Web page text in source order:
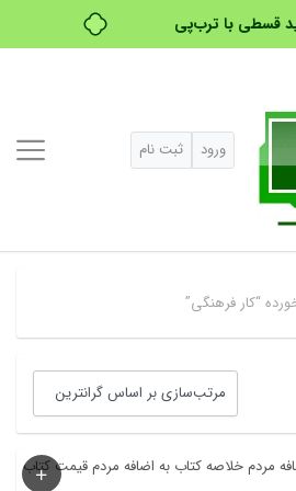
قسطی با ترب‌پی
ورود ثبت نام
“کار فرهنگی”